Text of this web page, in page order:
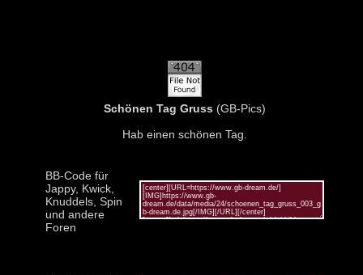
Schönen Tag Gruss(GB-Pics)
Hab einen schönen Tag.
BB-Code für
Jappy, Kwick,
Knuddels, Spin
und andere
Foren